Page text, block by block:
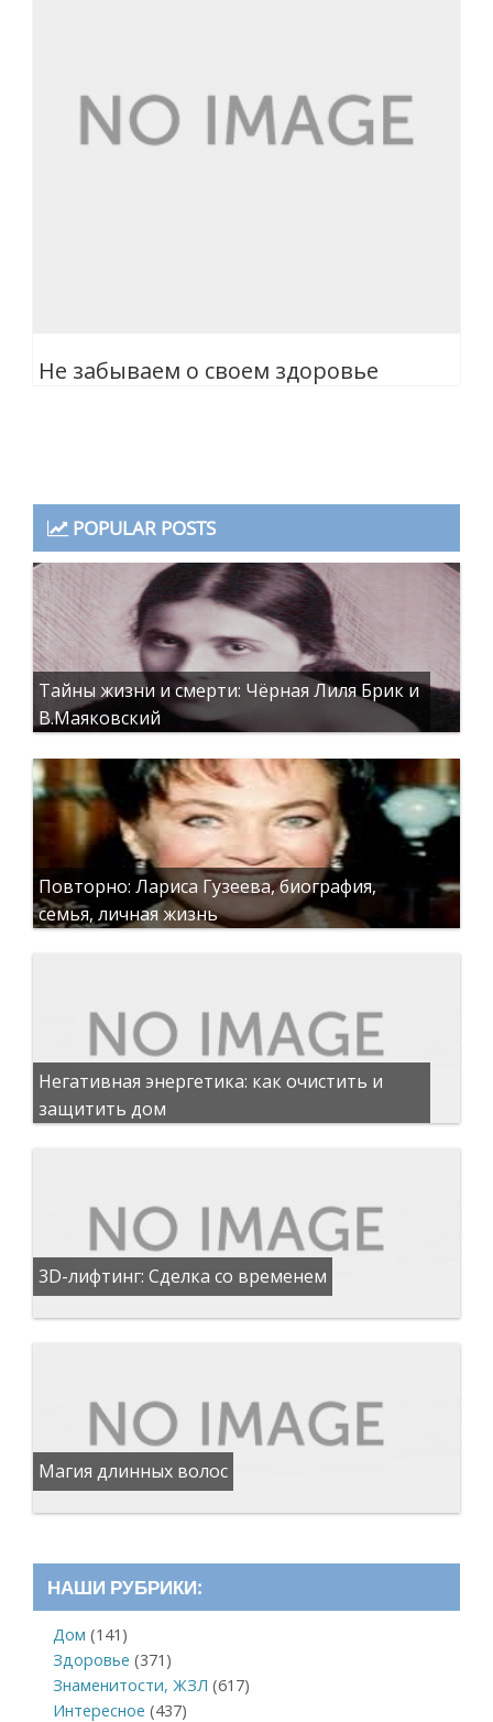
Не забываем о своем здоровье
POPULAR POSTS
Тайны жизни и смерти: Чёрная Лиля Брик и
В.Маяковский
Повторно: Лариса Гузеева, биография,
семья, личная жизнь
Негативная энергетика: как очистить и
защитить дом
3D-лифтинг: Сделка со временем
Магия длинных волос
НАШИ РУБРИКИ:
Дом (141)
Здоровье (371)
Знаменитости, ЖЗЛ (617)
Интересное (437)